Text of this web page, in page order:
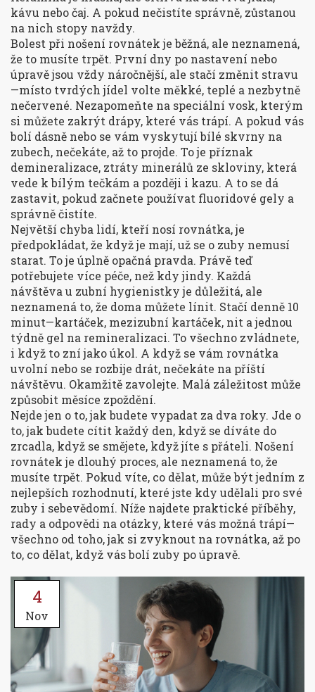
kávu nebo čaj. A pokud nečistíte správně, zůstanou
na nich stopy navždy.
Bolest při nošení rovnátek je běžná, ale neznamená,
že to musíte trpět. První dny po nastavení nebo
úpravě jsou vždy náročnější, ale stačí změnit stravu
—místo tvrdých jídel volte měkké, teplé a nezbytně
nečervené. Nezapomeňte na speciální vosk, kterým
si můžete zakrýt drápy, které vás trápí. A pokud vás
bolí dásně nebo se vám vyskytují bílé skvrny na
zubech, nečekáte, až to projde. To je příznak
demineralizace, ztráty minerálů ze skloviny, která
vede k bílým tečkám a později i kazu. A to se dá
zastavit, pokud začnete používat fluoridové gely a
správně čistíte.
Největší chyba lidí, kteří nosí rovnátka, je
předpokládat, že když je mají, už se o zuby nemusí
starat. To je úplně opačná pravda. Právě teď
potřebujete více péče, než kdy jindy. Každá
návštěva u zubní hygienistky je důležitá, ale
neznamená to, že doma můžete línit. Stačí denně 10
minut—kartáček, mezizubní kartáček, nit a jednou
týdně gel na remineralizaci. To všechno zvládnete,
i když to zní jako úkol. A když se vám rovnátka
uvolní nebo se rozbije drát, nečekáte na příští
návštěvu. Okamžitě zavolejte. Malá záležitost může
způsobit měsíce zpoždění.
Nejde jen o to, jak budete vypadat za dva roky. Jde o
to, jak budete cítit každý den, když se díváte do
zrcadla, když se smějete, když jíte s přáteli. Nošení
rovnátek je dlouhý proces, ale neznamená to, že
musíte trpět. Pokud víte, co dělat, může být jedním z
nejlepších rozhodnutí, které jste kdy udělali pro své
zuby i sebevědomí. Níže najdete praktické příběhy,
rady a odpovědi na otázky, které vás možná trápí—
všechno od toho, jak si zvyknout na rovnátka, až po
to, co dělat, když vás bolí zuby po úpravě.
4
Nov